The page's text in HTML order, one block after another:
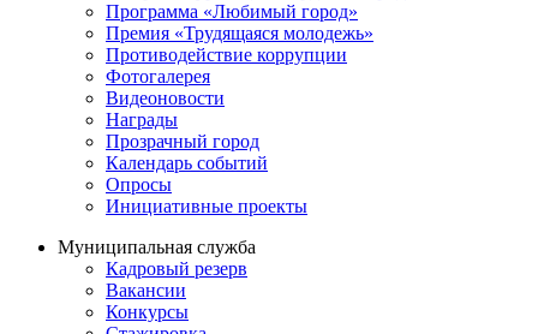
Программа «Любимый город»
Премия «Трудящаяся молодежь»
Противодействие коррупции
Фотогалерея
Видеоновости
Награды
Прозрачный город
Календарь событий
Опросы
Инициативные проекты
Муниципальная служба
Кадровый резерв
Вакансии
Конкурсы